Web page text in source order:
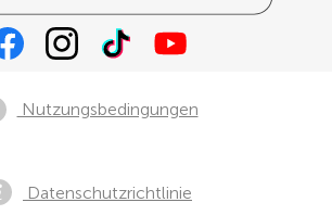
Nutzungsbedingungen
Datenschutzrichtlinie